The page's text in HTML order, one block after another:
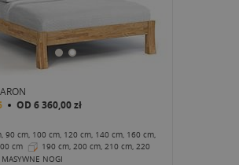
OD 6 360,00 zł
90 cm, 100 cm, 120 cm, 140 cm, 160 cm,
cm
190 cm, 200 cm, 210 cm, 220
cm
MASYWNE NOGI